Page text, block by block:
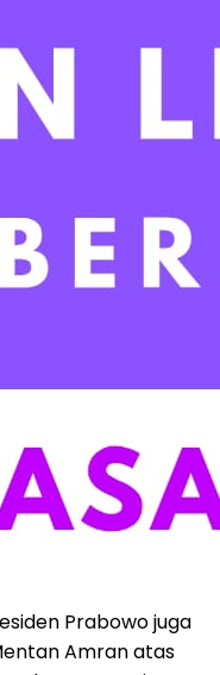
Prabowo juga
Amran atas